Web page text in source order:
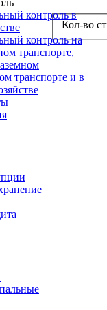
контроль в
контроль на
транспорте,
транспорте и в
Кол-во